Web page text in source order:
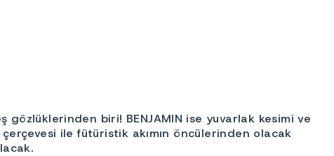
biri! BENJAMIN ise yuvarlak kesimi ve
ile fütüristik akımın öncülerinden olacak